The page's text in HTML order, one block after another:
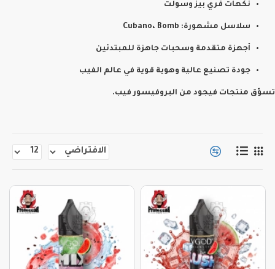
نكهات فري بيز وسولت
سلاسل مشهورة: Cubano، Bomb
أجهزة متقدمة وسحبات جاهزة للمبتدئين
جودة تصنيع عالية وهوية قوية في عالم الفيب
تسوّق منتجات فيجود من البروفيسور فيب.